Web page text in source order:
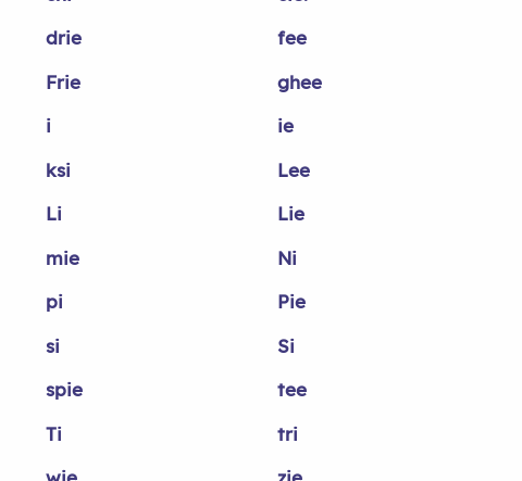
drie
fee
Frie
ghee
i
ie
ksi
Lee
Li
Lie
mie
Ni
pi
Pie
si
Si
spie
tee
Ti
tri